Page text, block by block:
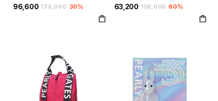
96,600 138,000 30% 63,200 158,000 60%